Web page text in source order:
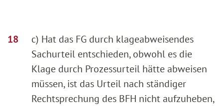
c) Hat das FG durch klageabweisendes
Sachurteil entschieden, obwohl es die
Klage durch Prozessurteil hätte abweisen
müssen, ist das Urteil nach ständiger
Rechtsprechung des BFH nicht aufzuheben,